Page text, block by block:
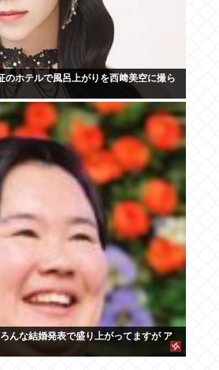
のホテルで風呂上がりを西﨑美空に撮ら
んな結婚発表で盛り上がってますが ア